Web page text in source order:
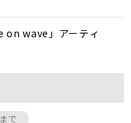
on wave」アーティ
で